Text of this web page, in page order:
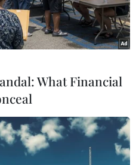
What Financial